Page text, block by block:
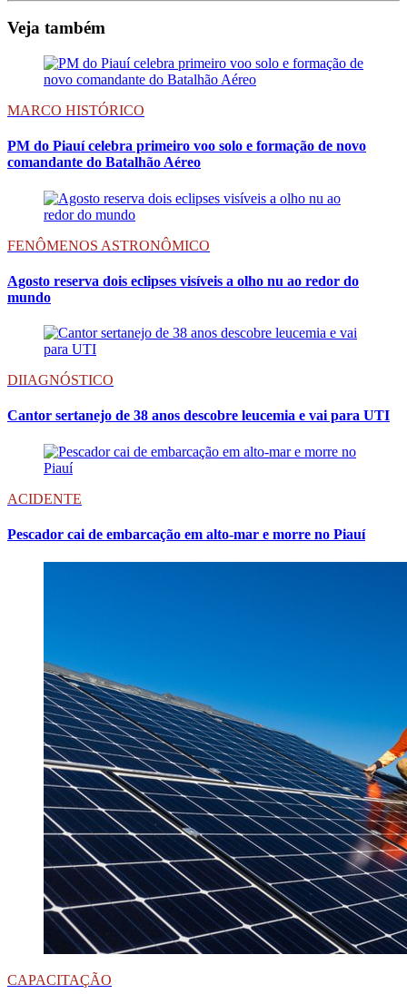
Veja também
MARCO HISTÓRICO
PM do Piauí celebra primeiro voo solo e formação de novo
comandante do Batalhão Aéreo
FENÔMENOS ASTRONÔMICO
Agosto reserva dois eclipses visíveis a olho nu ao redor do
mundo
DIIAGNÓSTICO
Cantor sertanejo de 38 anos descobre leucemia e vai para UTI
ACIDENTE
Pescador cai de embarcação em alto-mar e morre no Piauí
CAPACITAÇÃO